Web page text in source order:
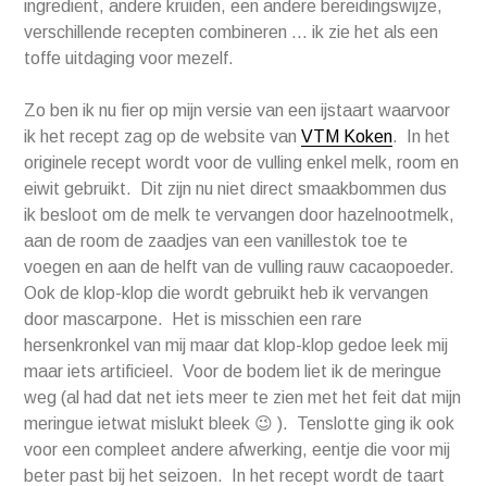
ingrediënt, andere kruiden, een andere bereidingswijze,
verschillende recepten combineren … ik zie het als een
toffe uitdaging voor mezelf.
Zo ben ik nu fier op mijn versie van een ijstaart waarvoor
ik het recept zag op de website vanVTM Koken. In het
originele recept wordt voor de vulling enkel melk, room en
eiwit gebruikt. Dit zijn nu niet direct smaakbommen dus
ik besloot om de melk te vervangen door hazelnootmelk,
aan de room de zaadjes van een vanillestok toe te
voegen en aan de helft van de vulling rauw cacaopoeder.
Ook de klop-klop die wordt gebruikt heb ik vervangen
door mascarpone. Het is misschien een rare
hersenkronkel van mij maar dat klop-klop gedoe leek mij
maar iets artificieel. Voor de bodem liet ik de meringue
weg (al had dat net iets meer te zien met het feit dat mijn
meringue ietwat mislukt bleek 😉 ). Tenslotte ging ik ook
voor een compleet andere afwerking, eentje die voor mij
beter past bij het seizoen. In het recept wordt de taart